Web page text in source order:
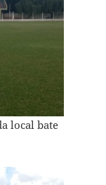
local bate